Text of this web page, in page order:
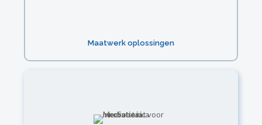
Maatwerk oplossingen